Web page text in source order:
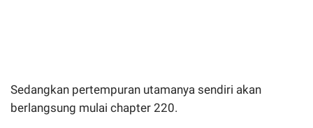
Sedangkan pertempuran utamanya sendiri akan
berlangsung mulai chapter 220.